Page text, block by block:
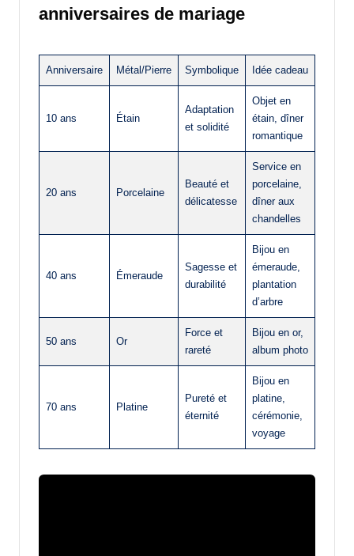
anniversaires de mariage
Anniversaire Métal/Pierre Symbolique Idée cadeau
10 ans Étain
Adaptation
et solidité
Objet en
étain, dîner
romantique
20 ans Porcelaine
Beauté et
délicatesse
Service en
porcelaine,
dîner aux
chandelles
40 ans Émeraude
Sagesse et
durabilité
Bijou en
émeraude,
plantation
d’arbre
50 ans Or
Force et
rareté
Bijou en or,
album photo
70 ans Platine
Pureté et
éternité
Bijou en
platine,
cérémonie,
voyage